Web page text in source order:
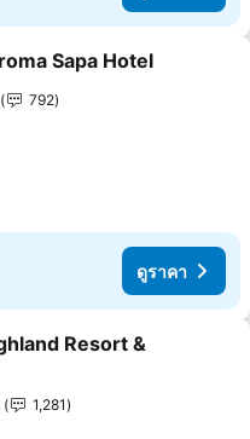
นรายการโปรด
Sapa Hotel
792
ดูราคา
นรายการโปรด
Resort &
1,281